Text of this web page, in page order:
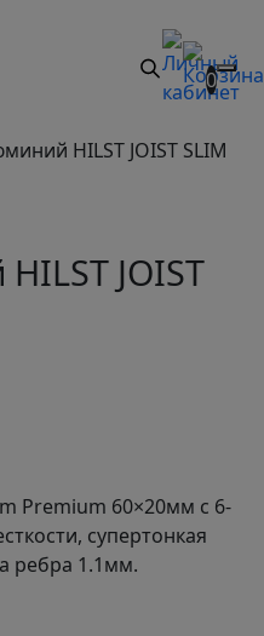
0
HILST JOIST SLIM
JOIST
Premium 60×20мм с 6-
супертонкая
ребра 1.1мм.